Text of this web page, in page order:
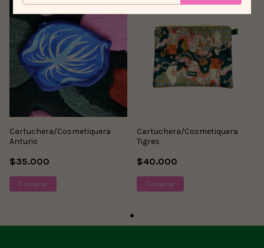
Cartuchera/Cosmetiquera
Anturio
$35.000
Cartuchera/Cosmetiquera
Tigres
$40.000